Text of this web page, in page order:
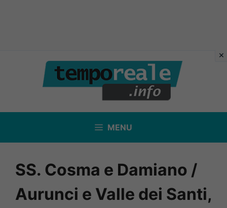
contenuto
MENU
SS. Cosma e Damiano /
Aurunci e Valle dei Santi,